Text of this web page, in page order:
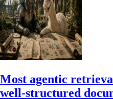
Most agentic
well-structured